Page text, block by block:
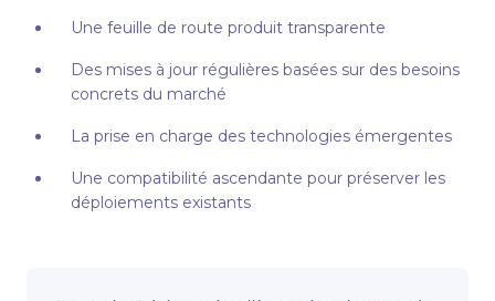
Une feuille de route produit transparente
Des mises à jour régulières basées sur des besoins
concrets du marché
La prise en charge des technologies émergentes
Une compatibilité ascendante pour préserver les
déploiements existants